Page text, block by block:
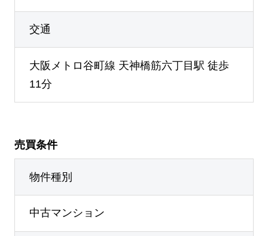
交通
大阪メトロ谷町線 天神橋筋六丁目駅 徒歩
11分
売買条件
物件種別
中古マンション